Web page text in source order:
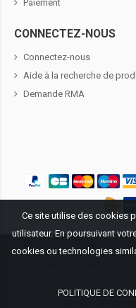
Paiement
CONNECTEZ-NOUS
Connectez-nous
Aide à la recherche de
Demande RMA
Propriété littéraire ©2026
Tous les logos et les
uniquement utilisées
utilisés dans les produits de
Ce site utilise des cookies
utilisateur. En poursuivant
cookies ou technologies
POLITIQUE DE